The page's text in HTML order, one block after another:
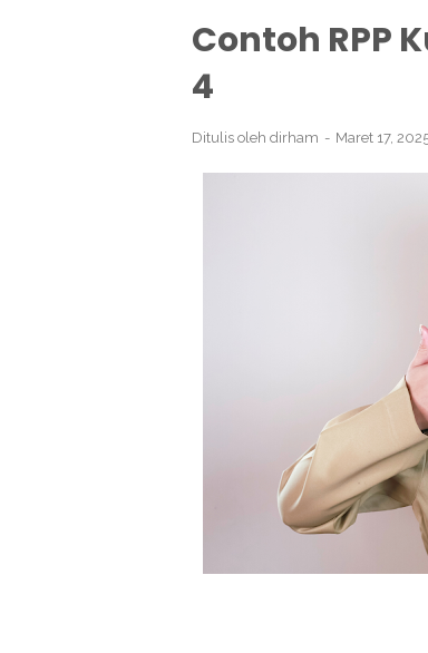
Contoh RPP
4
Ditulis oleh dirham Maret 17,